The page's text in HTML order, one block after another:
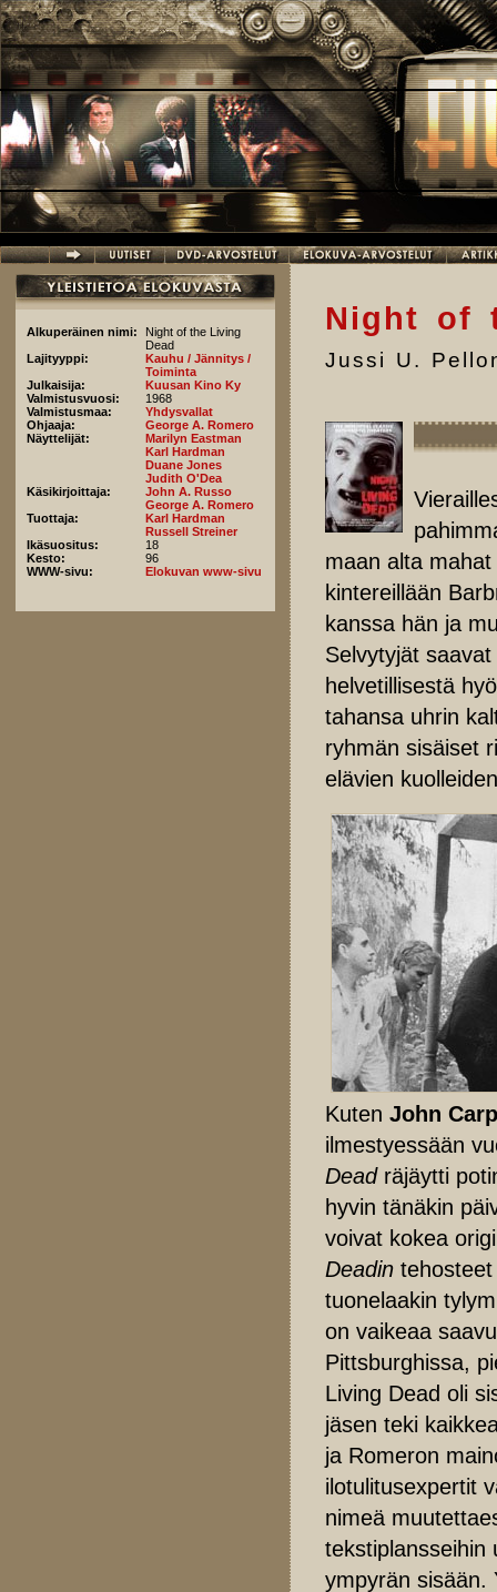
Hyppää pääsisältöön
Alkuperäinen nimi:
Night of the Living
Dead
Lajityyppi:
Kauhu / Jännitys /
Toiminta
Julkaisija:
Kuusan Kino Ky
Valmistusvuosi:
1968
Valmistusmaa:
Yhdysvallat
Ohjaaja:
George A. Romero
Näyttelijät:
Marilyn Eastman
Karl Hardman
Duane Jones
Judith O'Dea
Käsikirjoittaja:
John A. Russo
George A. Romero
Tuottaja:
Karl Hardman
Russell Streiner
Ikäsuositus:
18
Kesto:
96
WWW-sivu:
Elokuvan www-sivu
Night of
Jussi U.
maan alta
kintereillään
kanssa hän ja
Selvytyjät
helvetillisestä
tahansa uhrin
ryhmän sisäiset
elävien
Kuten John
ilmestyessään
Deadräjäytti
hyvin tänäkin
voivat kokea
Deadin
tuonelaakin
on vaikeaa
Pittsburghissa,
Living Dead oli
jäsen teki
ja Romeron
ilotulitusexpertit
nimeä
tekstiplansseihin
ympyrän sisään.